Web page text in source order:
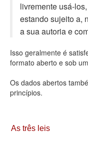
Processo Legislativo
Deputados
Administração
Legislação
Agenda
Contato
livremente usá-
estando sujeito a,
a sua autoria e
Isso geralmente é
formato aberto e sob
Os dados abertos
princípios.
As três leis